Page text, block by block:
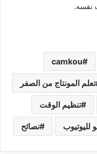
نفسه.
camkou
تعلم المونتاج من الصفر
تنظيم الوقت
لليوتيوب نصائح